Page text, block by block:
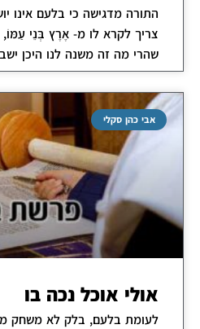
התורה מדגישה כי בלעם אינו
צריך לקרא לו מ- אֶרֶץ בְּנֵי
שהרי מה זה משנה לנו היכן
אבי כהן סקלי
אולי אוכל נכה בו
לעומת בלעם, בלק לא משחק